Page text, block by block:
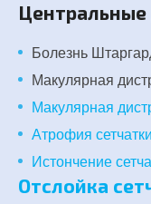
Болезнь
Макулярная
Макулярная
Атрофия
Истончение
Отслойка